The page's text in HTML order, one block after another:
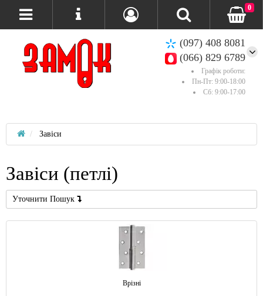
(097) 408 8081
(066) 829 6789
Графік роботи:
Пн-Пт: 9:00-18:00
Сб: 9:00-17:00
0
Завіси
Завіси (петлі)
Уточнити Пошук
Врізні